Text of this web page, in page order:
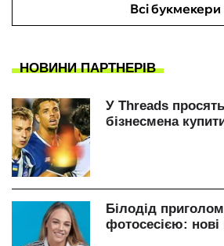
Всі букмекери